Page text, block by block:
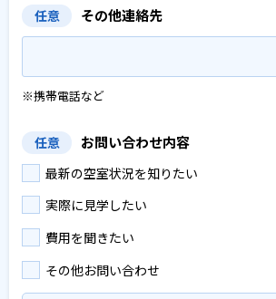
任意 その他連絡先
※携帯電話など
任意 お問い合わせ内容
最新の空室状況を知りたい
実際に見学したい
費用を聞きたい
その他お問い合わせ